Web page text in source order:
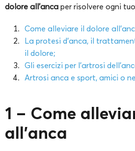
dolore all’anca per risolvere ogni
Come alleviare il dolore
La protesi d’anca, il
il dolore;
Gli esercizi per l’artrosi
Artrosi anca e sport, amici o
1 – Come
all’anca